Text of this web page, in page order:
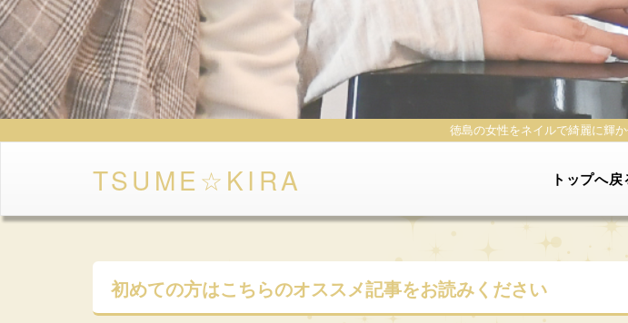
徳島の女性をネイルで綺麗に輝
TSUME☆KIRA トップへ戻
初めての方はこちらのオススメ記事をお読みください